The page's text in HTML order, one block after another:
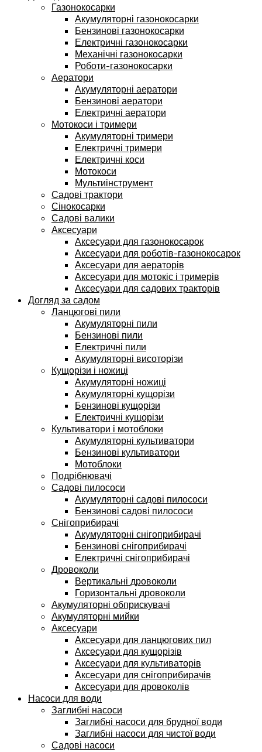
Газонокосарки
Акумуляторні газонокосарки
Бензинові газонокосарки
Електричні газонокосарки
Механічні газонокосарки
Роботи-газонокосарки
Аератори
Акумуляторні аератори
Бензинові аератори
Електричні аератори
Мотокоси і тримери
Акумуляторні тримери
Електричні тримери
Електричні коси
Мотокоси
Мультиінструмент
Садові трактори
Сінокосарки
Садові валики
Аксесуари
Аксесуари для газонокосарок
Аксесуари для роботів-газонокосарок
Аксесуари для аераторів
Аксесуари для мотокіс і тримерів
Аксесуари для садових тракторів
Догляд за садом
Ланцюгові пили
Акумуляторні пили
Бензинові пили
Електричні пили
Акумуляторні висоторізи
Кущорізи і ножиці
Акумуляторні ножиці
Акумуляторні кущорізи
Бензинові кущорізи
Електричні кущорізи
Культиватори і мотоблоки
Акумуляторні культиватори
Бензинові культиватори
Мотоблоки
Подрібнювачі
Садові пилососи
Акумуляторні садові пилососи
Бензинові садові пилососи
Снігоприбирачі
Акумуляторні снігоприбирачі
Бензинові снігоприбирачі
Електричні снігоприбирачі
Дровоколи
Вертикальні дровоколи
Горизонтальні дровоколи
Акумуляторні обприскувачі
Акумуляторні мийки
Аксесуари
Аксесуари для ланцюгових пил
Аксесуари для кущорізів
Аксесуари для культиваторів
Аксесуари для снігоприбирачів
Аксесуари для дровоколів
Насоси для води
Заглибні насоси
Заглибні насоси для брудної води
Заглибні насоси для чистої води
Садові насоси